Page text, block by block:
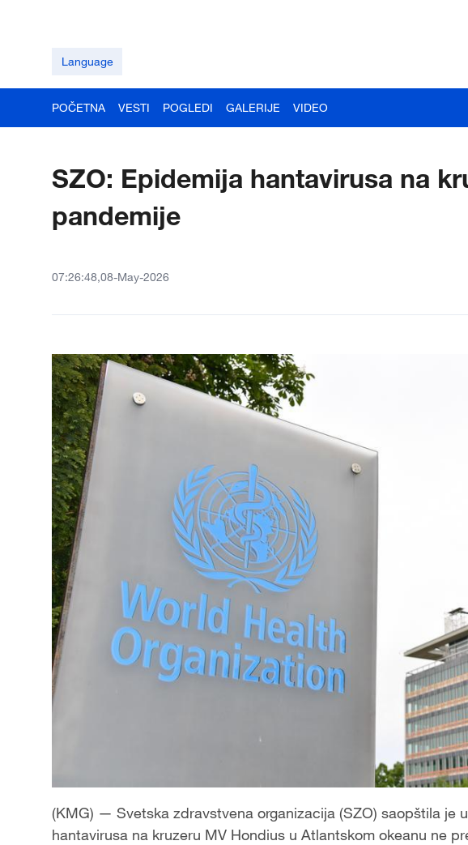
Language
POČETNA VESTI POGLEDI GALERIJE VIDEO
SZO: Epidemija hantavirusa na
pandemije
07:26:48,08-May-2026
(KMG) — Svetska zdravstvena organizacija (SZO) saopštila je
hantavirusa na kruzeru MV Hondius u Atlantskom okeanu ne